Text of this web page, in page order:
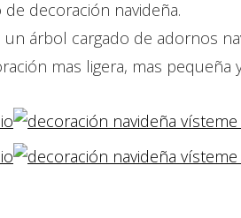
decoración navideña.
árbol cargado de adornos
mas ligera, mas